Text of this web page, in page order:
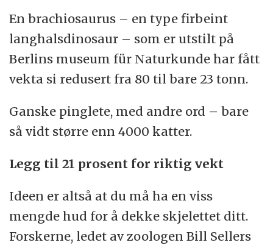
En brachiosaurus – en type firbeint
langhalsdinosaur – som er utstilt på
Berlins museum für Naturkunde har fått
vekta si redusert fra 80 til bare 23 tonn.
Ganske pinglete, med andre ord – bare
så vidt større enn 4000 katter.
Legg til 21 prosent for riktig vekt
Ideen er altså at du må ha en viss
mengde hud for å dekke skjelettet ditt.
Forskerne, ledet av zoologen Bill Sellers